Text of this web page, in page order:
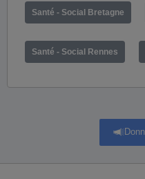
Santé - Social Bretagne
Santé - Social Rennes